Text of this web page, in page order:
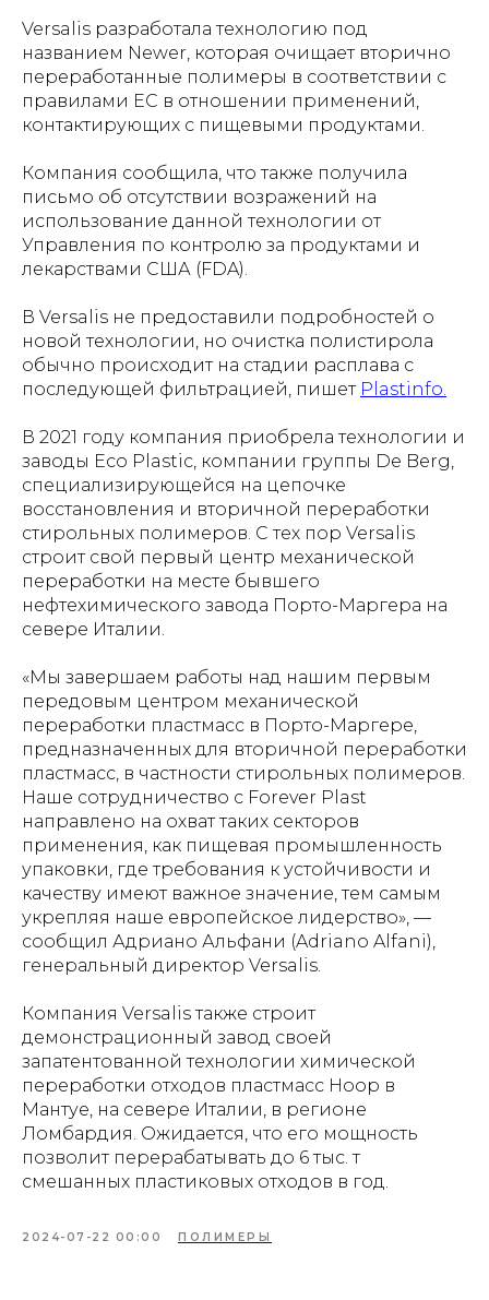
Versalis разработала технологию под
названием Newer, которая очищает вторично
переработанные полимеры в соответствии с
правилами ЕС в отношении применений,
контактирующих с пищевыми продуктами.
Компания сообщила, что также получила
письмо об отсутствии возражений на
использование данной технологии от
Управления по контролю за продуктами и
лекарствами США (FDA).
В Versalis не предоставили подробностей о
новой технологии, но очистка полистирола
обычно происходит на стадии расплава с
последующей фильтрацией, пишет Рlastinfo.
В 2021 году компания приобрела технологии и
заводы Eco Plastic, компании группы De Berg,
специализирующейся на цепочке
восстановления и вторичной переработки
стирольных полимеров. С тех пор Versalis
строит свой первый центр механической
переработки на месте бывшего
нефтехимического завода Порто-Маргера на
севере Италии.
«Мы завершаем работы над нашим первым
передовым центром механической
переработки пластмасс в Порто-Маргере,
предназначенных для вторичной переработки
пластмасс, в частности стирольных полимеров.
Наше сотрудничество с Forever Plast
направлено на охват таких секторов
применения, как пищевая промышленность
упаковки, где требования к устойчивости и
качеству имеют важное значение, тем самым
укрепляя наше европейское лидерство», —
сообщил Адриано Альфани (Adriano Alfani),
генеральный директор Versalis.
Компания Versalis также строит
демонстрационный завод своей
запатентованной технологии химической
переработки отходов пластмасс Hoop в
Мантуе, на севере Италии, в регионе
Ломбардия. Ожидается, что его мощность
позволит перерабатывать до 6 тыс. т
смешанных пластиковых отходов в год.
2024-07-22 00:00 ПОЛИМЕРЫ